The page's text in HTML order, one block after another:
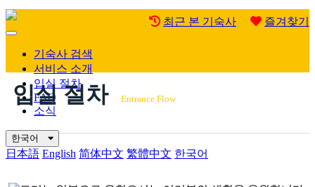
최근 본 기숙사 즐겨찾기
Mobile
기숙사 검색
서비스 소개
입실 절차
FAQ
소식
한국어
日本語 English 简体中文 繁體中文 한국어
입실 절차 Entrance Flow